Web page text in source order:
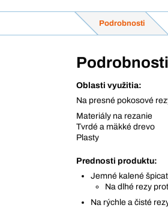
Podrobnosti
Podrobnosti
Oblasti využitia:
Na presné pokosové
Materiály na rezanie
Tvrdé a mäkké drevo
Plasty
Prednosti produktu:
Jemné kalené
Na dlhé rezy
Na rýchle a čisté